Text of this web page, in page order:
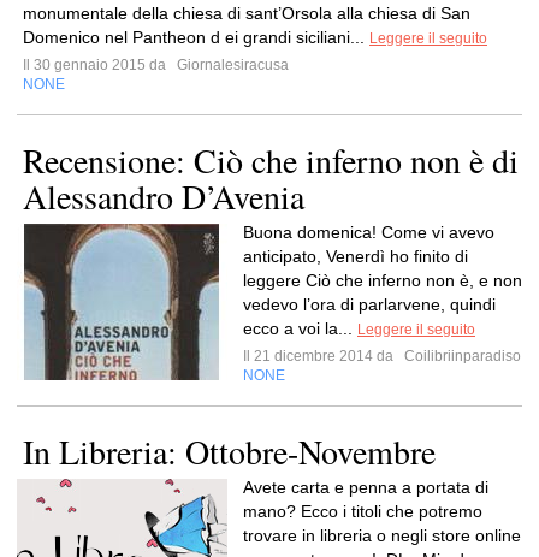
monumentale della chiesa di sant’Orsola alla chiesa di San
Domenico nel Pantheon d ei grandi siciliani...
Leggere il seguito
Il 30 gennaio 2015 da
Giornalesiracusa
NONE
Recensione: Ciò che inferno non è di
Alessandro D’Avenia
Buona domenica! Come vi avevo
anticipato, Venerdì ho finito di
leggere Ciò che inferno non è, e non
vedevo l’ora di parlarvene, quindi
ecco a voi la...
Leggere il seguito
Il 21 dicembre 2014 da
Coilibriinparadiso
NONE
In Libreria: Ottobre-Novembre
Avete carta e penna a portata di
mano? Ecco i titoli che potremo
trovare in libreria o negli store online